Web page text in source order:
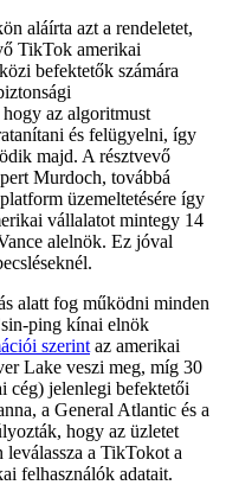
aláírta azt a rendeletet,
TikTok amerikai
befektetők számára
az algoritmust
és felügyelni, így
majd. A résztvevő
Murdoch, továbbá
üzemeltetésére így
vállalatot mintegy 14
alelnök. Ez jóval
alatt fog működni minden
ping kínai elnök
szerint az amerikai
Lake veszi meg, míg 30
cég) jelenlegi befektetői
a General Atlantic és a
hogy az üzletet
a TikTokot a
felhasználók adatait.